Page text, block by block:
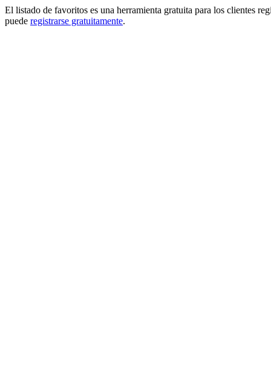
El listado de favoritos es una herramienta gratuita para los clientes
puede registrarse gratuitamente.